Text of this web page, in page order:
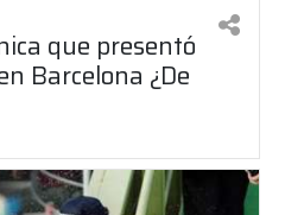
que presentó
Barcelona ¿De